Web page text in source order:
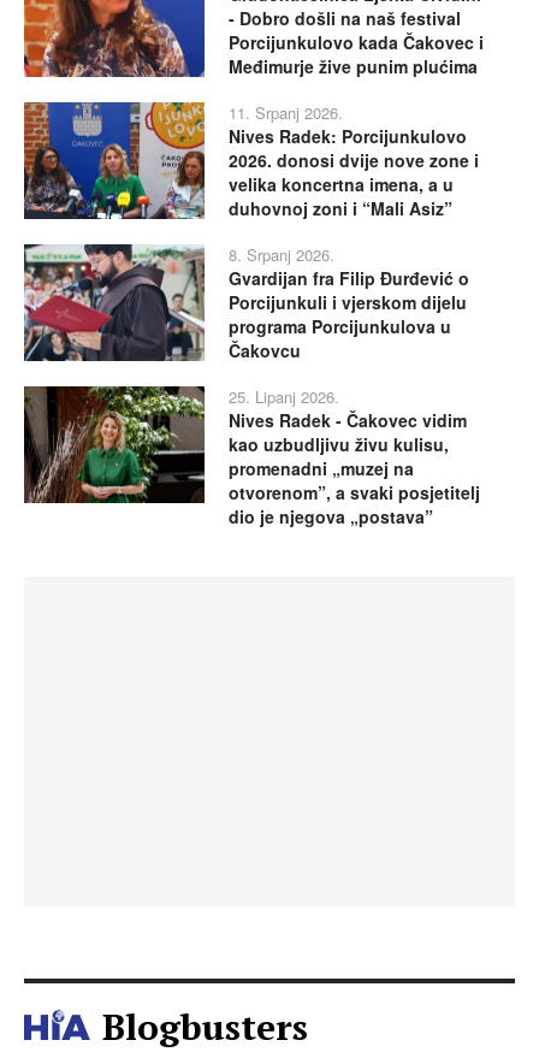
- Dobro došli na naš festival
Porcijunkulovo kada Čakovec i
Međimurje žive punim plućima
11. Srpanj 2026.
Nives Radek: Porcijunkulovo
2026. donosi dvije nove zone i
velika koncertna imena, a u
duhovnoj zoni i “Mali Asiz”
8. Srpanj 2026.
Gvardijan fra Filip Đurđević o
Porcijunkuli i vjerskom dijelu
programa Porcijunkulova u
Čakovcu
25. Lipanj 2026.
Nives Radek - Čakovec vidim
kao uzbudljivu živu kulisu,
promenadni „muzej na
otvorenom”, a svaki posjetitelj
dio je njegova „postava”
Blogbusters